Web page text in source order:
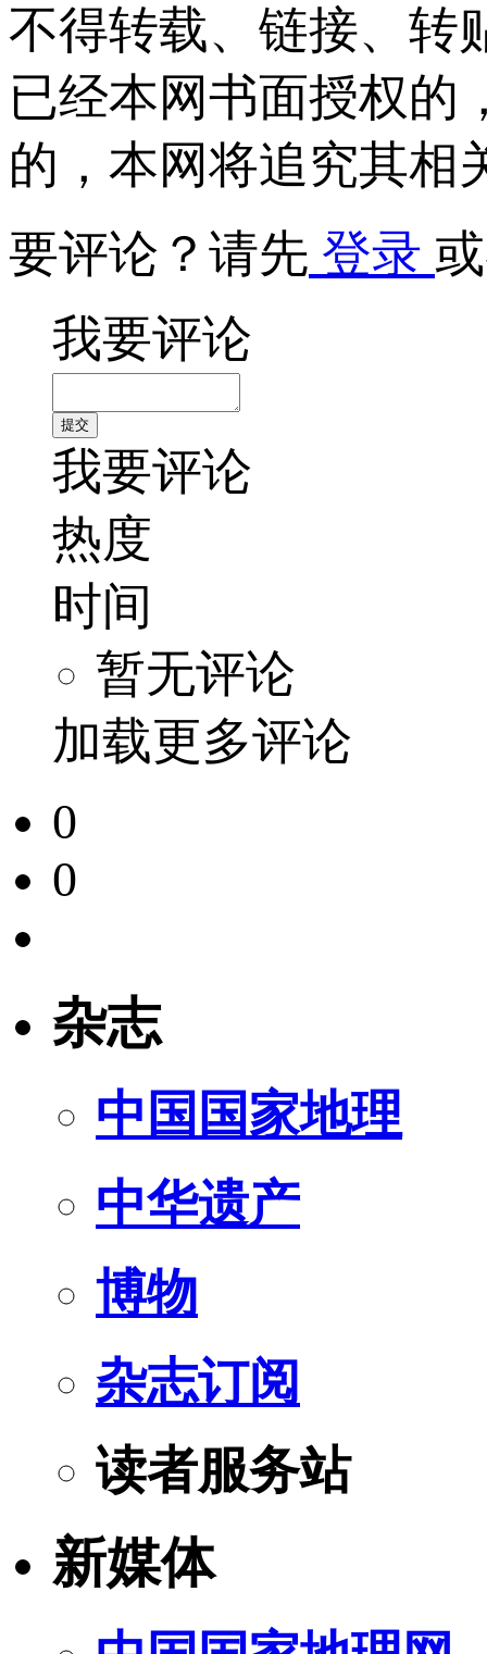
不得转载、链接、转
已经本网书面授权的
的，本网将追究其相
要评论？请先 登录
我要评论
我要评论
热度
时间
暂无评论
加载更多评论
0
0
杂志
中国国家地理
中华遗产
博物
杂志订阅
读者服务站
新媒体